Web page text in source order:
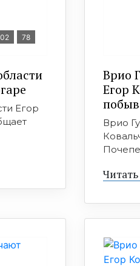
78
Егор
Врио
Егор
Врио